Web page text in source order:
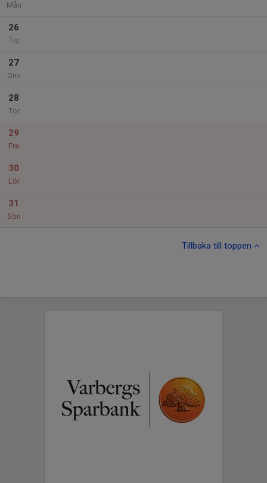
Mån
26
Tis
27
Ons
28
Tor
29
Fre
30
Lör
31
Sön
Tillbaka till toppen